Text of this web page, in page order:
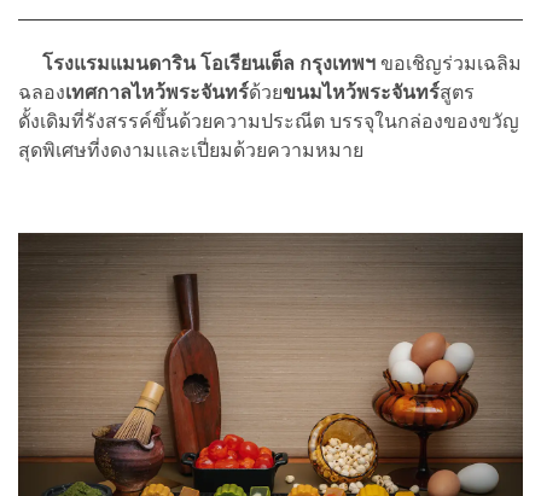
โรงแรมแมนดาริน โอเรียนเต็ล กรุงเทพฯ ขอเชิญร่วมเฉลิม
ฉลองเทศกาลไหว้พระจันทร์ด้วยขนมไหว้พระจันทร์สูตร
ดั้งเดิมที่รังสรรค์ขึ้นด้วยความประณีต บรรจุในกล่องของขวัญ
สุดพิเศษที่งดงามและเปี่ยมด้วยความหมาย